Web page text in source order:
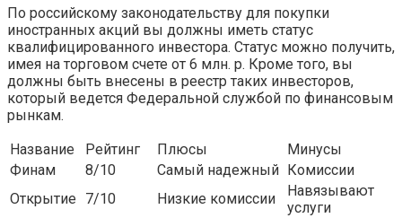
По российскому законодательству для покупки
иностранных акций вы должны иметь статус
квалифицированного инвестора. Статус можно получить,
имея на торговом счете от 6 млн. р. Кроме того, вы
должны быть внесены в реестр таких инвесторов,
который ведется Федеральной службой по финансовым
рынкам.
Название
Рейтинг Плюсы
Минусы
Финам
8/10 Самый надежный Комиссии
Открытие
7/10 Низкие комиссии
Навязывают
услуги